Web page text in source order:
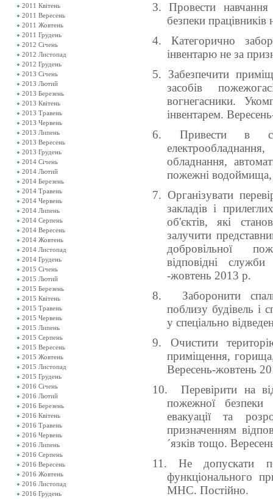
2011 Квітень
2011 Вересень
2011 Жовтень
2011 Грудень
2012 Січень
2012 Листопад
2012 Грудень
2013 Січень
2013 Лютий
2013 Березень
2013 Квітень
2013 Травень
2013 Червень
2013 Липень
2013 Вересень
2013 Грудень
2014 Січень
2014 Лютий
2014 Березень
2014 Травень
2014 Червень
2014 Липень
2014 Серпень
2014 Вересень
2014 Жовтень
2014 Листопад
2014 Грудень
2015 Січень
2015 Лютий
2015 Березень
2015 Квітень
2015 Травень
2015 Червень
2015 Липень
2015 Серпень
2015 Вересень
2015 Жовтень
2015 Листопад
2015 Грудень
2016 Січень
2016 Лютий
2016 Березень
2016 Квітень
2016 Травень
2016 Червень
2016 Липень
2016 Серпень
2016 Вересень
2016 Жовтень
2016 Листопад
2016 Грудень
3. Провести
безпеки
4. Категорично
інвентарю не за
5. Забезпечити
засобів
вогнегасники.
інвентарем.
6. Привести в
обладнання,
пожежні
7. Організувати
закладів і
об'єктів, які
залучити
добровільної
відповідні
-жовтень 2013 р.
8. Заборонити
поблизу будівель і
у спеціально
9. Очистити
приміщення, горища,
Вересень-жовтень
10. Перевірити на
пожежної безпеки
евакуації та
призначенням
´язків тощо.
11. Не допускати
функціонального
МНС. Постійно.